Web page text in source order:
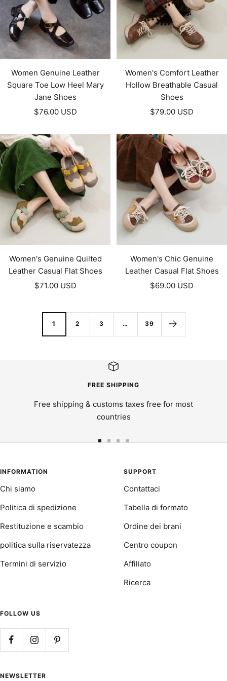
Women Genuine Leather
Square Toe Low Heel Mary
Jane Shoes
Prezzo
vendita
$76.00 USD
Women's Comfort Leather
Hollow Breathable Casual
Shoes
Prezzo
vendita
$79.00 USD
Women's Genuine Quilted
Leather Casual Flat Shoes
Prezzo
vendita
$71.00 USD
Women's Chic Genuine
Leather Casual Flat Shoes
Prezzo
vendita
$69.00 USD
1 2 3 … 39
FREE SHIPPING
Free shipping & customs taxes free for most
countries
slideslide
slide
4
INFORMATION
Chi siamo
Politica di spedizione
Restituzione e scambio
politica sulla riservatezza
Termini di servizio
SUPPORT
Contattaci
Tabella di formato
Ordine dei brani
Centro coupon
Affiliato
Ricerca
FOLLOW US
NEWSLETTER